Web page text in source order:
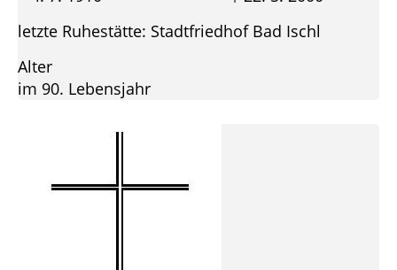
letzte Ruhestätte: Stadtfriedhof Bad Ischl
Alter
im 90. Lebensjahr